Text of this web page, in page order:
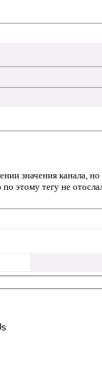
значения канала,
этому тегу не